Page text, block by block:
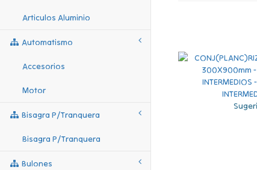
Articulos Aluminio
Automatismo
Accesorios
Motor
Bisagra P/tranquera
Bisagra P/tranquera
Bulones